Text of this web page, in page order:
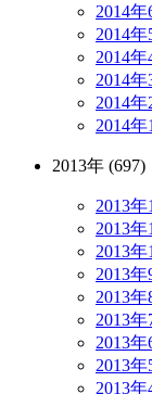
2014
2014
2014
2014
2014
2014
2013年 (697)
2013
2013
2013
2013
2013
2013
2013
2013
2013